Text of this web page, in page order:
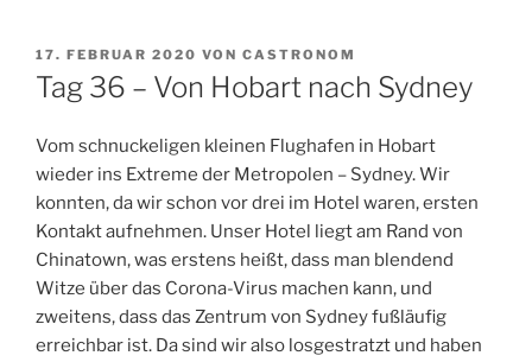
VERÖFFENTLICHT
AM
17. FEBRUAR 2020 VON CASTRONOM
Tag 36 – Von Hobart nach Sydney
Vom schnuckeligen kleinen Flughafen in Hobart
wieder ins Extreme der Metropolen – Sydney. Wir
konnten, da wir schon vor drei im Hotel waren, ersten
Kontakt aufnehmen. Unser Hotel liegt am Rand von
Chinatown, was erstens heißt, dass man blendend
Witze über das Corona-Virus machen kann, und
zweitens, dass das Zentrum von Sydney fußläufig
erreichbar ist. Da sind wir also losgestratzt und haben